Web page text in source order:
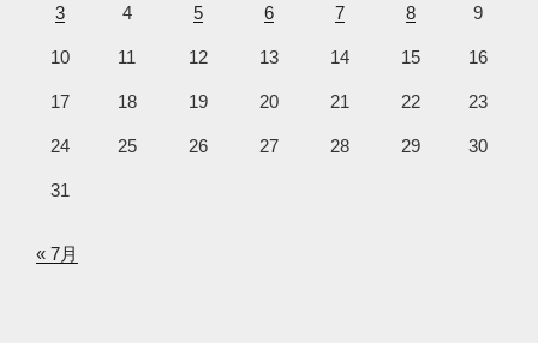
3 4 5 6 7 8 9
10 11 12 13 14 15 16
17 18 19 20 21 22 23
24 25 26 27 28 29 30
31
« 7月